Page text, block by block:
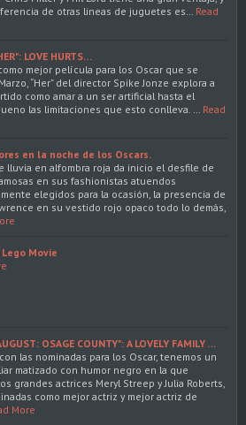
de otras lineas de juguetes es… Read
LOVE HURTS…
mejor película para los Oscar que se
“Her” del director Spike Jonze explora a
como amar a un ser artificial hasta el
las limitaciones que esto conlleva. … Read
en la noche de los Oscars.
lluvia en alfombra roja da inicio el desfile de
en sus fashionistas atuendos
elegidos para la ocasión, la presencia de
en su vestido rojo opaco todo lo demás,
Movie
OSAGE COUNTY": A LOVELY FAMILY …
las nominadas para los Oscar, tenemos un
matizado con humor negro en la que
grandes actrices Meryl Streep y Julia Roberts,
como mejor actriz y mejor actriz de
More